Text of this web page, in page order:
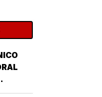
SUS